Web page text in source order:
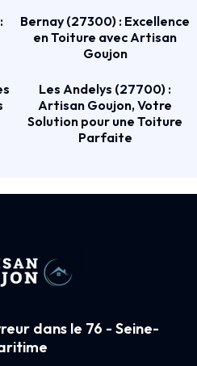
Bernay (27300) : Excellence
en Toiture avec Artisan
Goujon
Les Andelys (27700) :
Artisan Goujon, Votre
Solution pour une Toiture
Parfaite
dans le 76 - Seine-